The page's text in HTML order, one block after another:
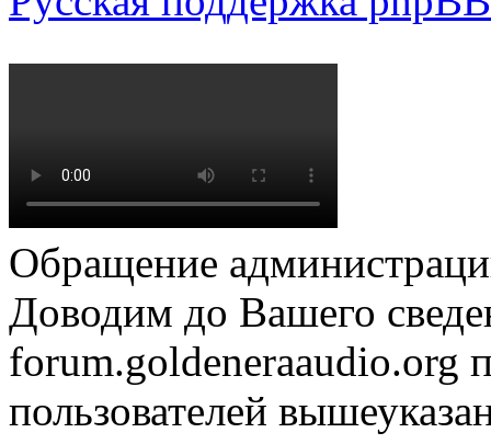
Обращение
Доводим до Вашего
forum.goldeneraaudio.org
пользователей